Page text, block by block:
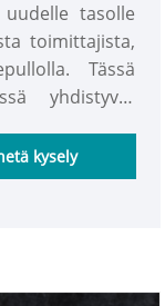
tasolle
toimittajista,
Tässä
yhdistyvät
ansiosta
keittiösi ilme.
– jossa
kysely